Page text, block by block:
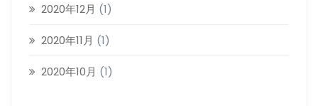
2020年12月 (1)
2020年11月 (1)
2020年10月 (1)